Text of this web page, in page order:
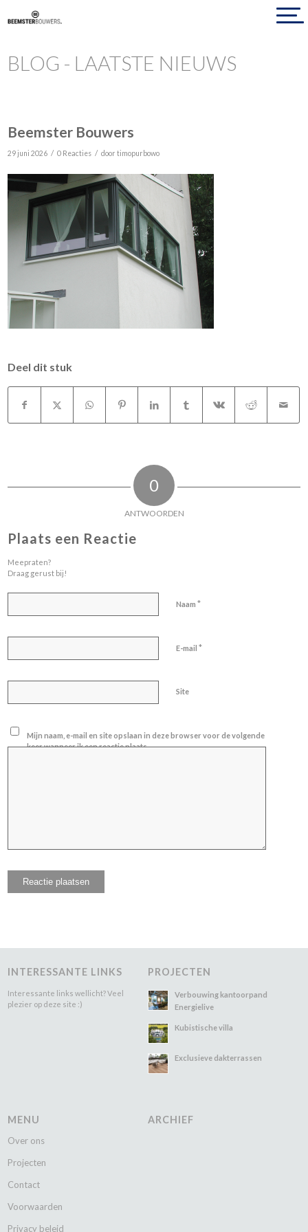
BLOG - LAATSTE NIEUWS
Beemster Bouwers
29 juni 2026 / 0 Reacties / doortimopurbowo
Deel dit stuk
0
ANTWOORDEN
Plaats een Reactie
Meepraten?
Draag gerust bij!
Naam*
E-mail*
Site
Mijn naam, e-mail en site opslaan in deze browser voor de volgende
keer wanneer ik een reactie plaats.
INTERESSANTE LINKS
Interessante links wellicht? Veel
plezier op deze site :)
PROJECTEN
Verbouwing kantoorpand
Energielive
Kubistische villa
Exclusieve dakterrassen
MENU
Over ons
Projecten
Contact
Voorwaarden
Privacy beleid
ARCHIEF